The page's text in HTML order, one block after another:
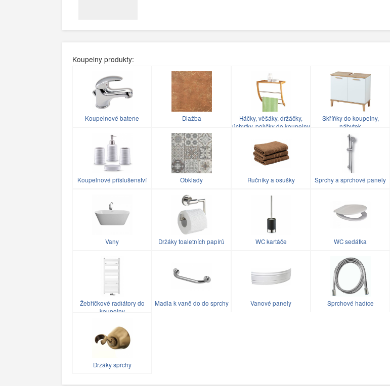
Koupelny produkty:
Koupelnové baterie Dlažba
Háčky, věšáky, držáčky,
úchytky, poličky do koupelny
Skříňky do koupelny,
nábytek
Koupelnové příslušenství Obklady Ručníky a osušky Sprchy a sprchové panely
Vany Držáky toaletních papírů WC kartáče WC sedátka
Žebříčkové radiátory do
koupelny
Madla k vaně do do sprchy Vanové panely Sprchové hadice
Držáky sprchy